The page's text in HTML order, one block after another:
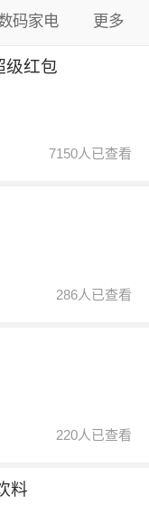
码家电 更多
级红包
7150人已查看
286人已查看
220人已查看
料